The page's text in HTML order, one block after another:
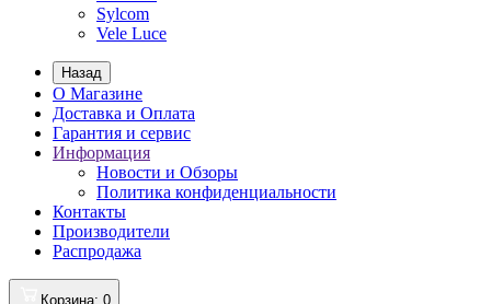
Sylcom
Vele Luce
Назад
О Магазине
Доставка и Оплата
Гарантия и сервис
Информация
Новости и Обзоры
Политика конфиденциальности
Контакты
Производители
Распродажа
Корзина: 0